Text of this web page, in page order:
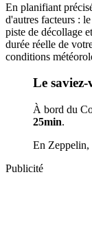
En planifiant
d'autres facteurs :
piste de décollage
durée réelle de
conditions
Le saviez-
À bord du
25min.
En Zeppelin,
Publicité